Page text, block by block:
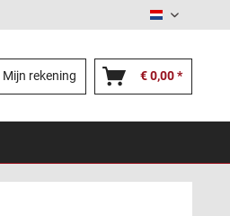
Nederlands
Mijn rekening € 0,00 *